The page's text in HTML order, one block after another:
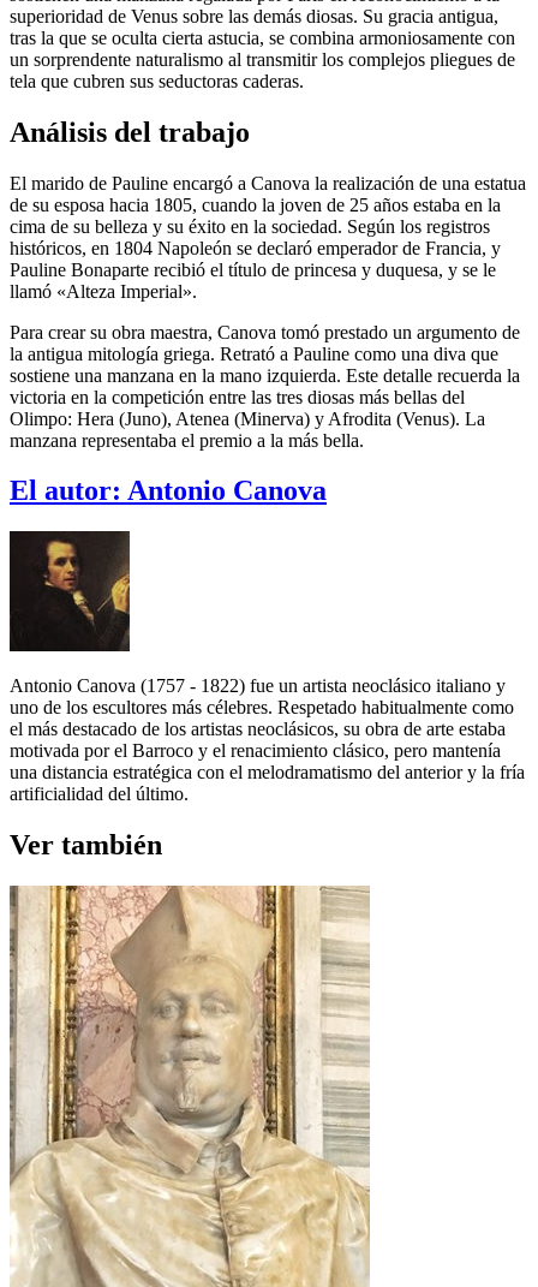
superioridad de Venus sobre las demás diosas. Su gracia antigua,
tras la que se oculta cierta astucia, se combina armoniosamente con
un sorprendente naturalismo al transmitir los complejos pliegues de
tela que cubren sus seductoras caderas.
Análisis del trabajo
El marido de Pauline encargó a Canova la realización de una estatua
de su esposa hacia 1805, cuando la joven de 25 años estaba en la
cima de su belleza y su éxito en la sociedad. Según los registros
históricos, en 1804 Napoleón se declaró emperador de Francia, y
Pauline Bonaparte recibió el título de princesa y duquesa, y se le
llamó «Alteza Imperial».
Para crear su obra maestra, Canova tomó prestado un argumento de
la antigua mitología griega. Retrató a Pauline como una diva que
sostiene una manzana en la mano izquierda. Este detalle recuerda la
victoria en la competición entre las tres diosas más bellas del
Olimpo: Hera (Juno), Atenea (Minerva) y Afrodita (Venus). La
manzana representaba el premio a la más bella.
El autor: Antonio Canova
Antonio Canova (1757 - 1822) fue un artista neoclásico italiano y
uno de los escultores más célebres. Respetado habitualmente como
el más destacado de los artistas neoclásicos, su obra de arte estaba
motivada por el Barroco y el renacimiento clásico, pero mantenía
una distancia estratégica con el melodramatismo del anterior y la fría
artificialidad del último.
Ver también